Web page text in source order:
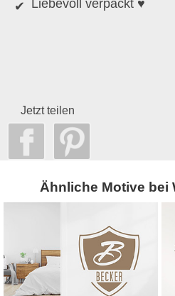
Liebevoll verpackt ♥
Jetzt teilen
Ähnliche Motive bei